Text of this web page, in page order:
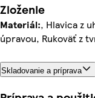
Zloženie
Materiál:, Hlavica z
úpravou, Rukoväť z
Skladovanie a príprava